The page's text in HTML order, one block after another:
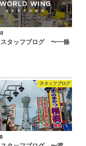
スタッフブログ 〜一條
スタッフブログ